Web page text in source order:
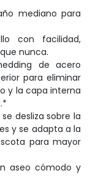
mediano para
con facilidad,
nunca.
de acero
para eliminar
y la capa interna
se desliza sobre la
y se adapta a la
para mayor
aseo cómodo y